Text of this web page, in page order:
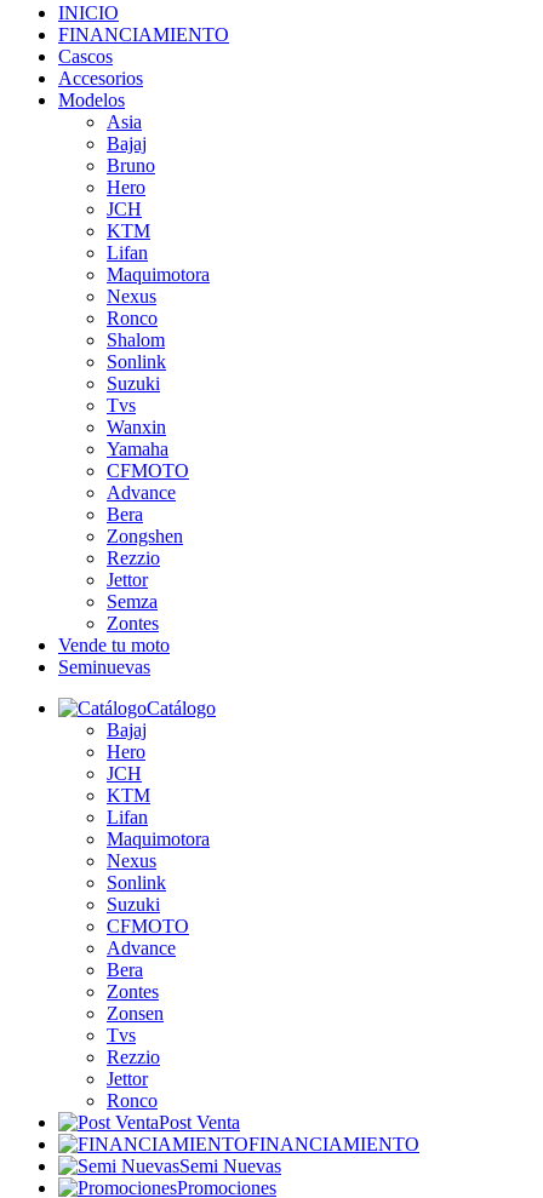
INICIO
FINANCIAMIENTO
Cascos
Accesorios
Modelos
Asia
Bajaj
Bruno
Hero
JCH
KTM
Lifan
Maquimotora
Nexus
Ronco
Shalom
Sonlink
Suzuki
Tvs
Wanxin
Yamaha
CFMOTO
Advance
Bera
Zongshen
Rezzio
Jettor
Semza
Zontes
Vende tu moto
Seminuevas
Catálogo
Bajaj
Hero
JCH
KTM
Lifan
Maquimotora
Nexus
Sonlink
Suzuki
CFMOTO
Advance
Bera
Zontes
Zonsen
Tvs
Rezzio
Jettor
Ronco
Post Venta
FINANCIAMIENTO
Semi Nuevas
Promociones